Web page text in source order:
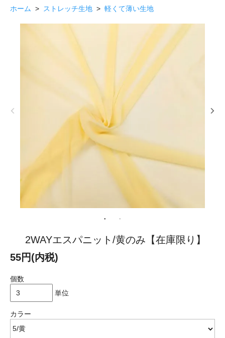
ホーム > ストレッチ生地 > 軽くて薄い生地
2WAYエスパニット/黄のみ【在庫限り】
55円(内税)
個数
単位
カラー